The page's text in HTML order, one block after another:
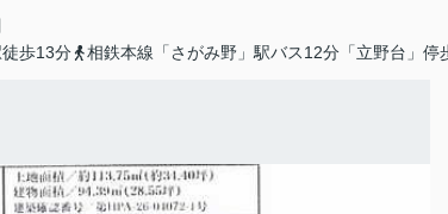
歩13分
相鉄本線「さがみ野」駅バス12分「立野台」停